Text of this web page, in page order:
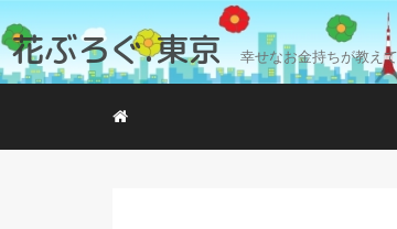
花ぶろぐ.東京 幸せなお金持ちが教え